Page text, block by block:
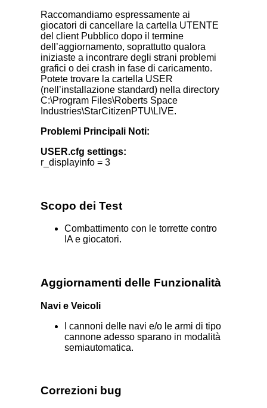
Raccomandiamo espressamente ai
giocatori di cancellare la cartella UTENTE
del client Pubblico dopo il termine
dell’aggiornamento, soprattutto qualora
iniziaste a incontrare degli strani problemi
grafici o dei crash in fase di caricamento.
Potete trovare la cartella USER
(nell’installazione standard) nella directory
C:\Program Files\Roberts Space
Industries\StarCitizenPTU\LIVE.
Problemi Principali Noti:
USER.cfg settings:
r_displayinfo = 3
Scopo dei Test
Combattimento con le torrette contro
IA e giocatori.
Aggiornamenti delle Funzionalità
Navi e Veicoli
I cannoni delle navi e/o le armi di tipo
cannone adesso sparano in modalità
semiautomatica.
Correzioni bug